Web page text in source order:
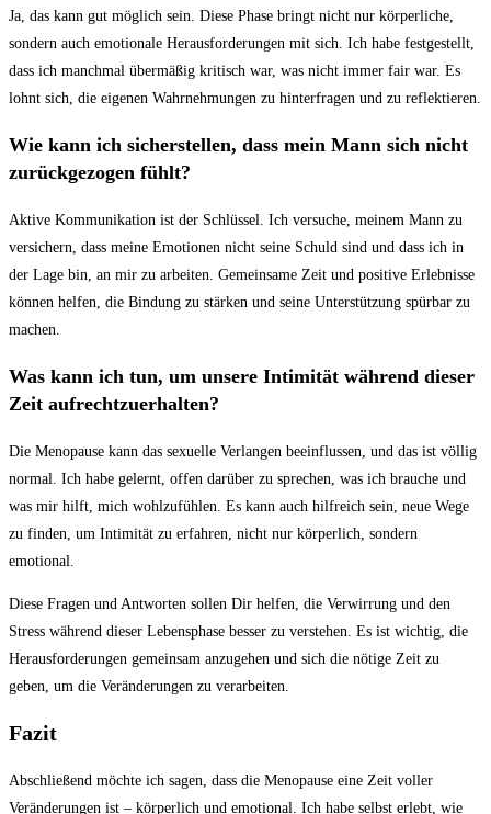
Ja, das kann ‌gut möglich sein. Diese Phase bringt nicht⁣ nur körperliche,
⁢sondern auch emotionale⁤ Herausforderungen mit sich. Ich habe‍ festgestellt,
dass ich manchmal‌ übermäßig kritisch war, ​was nicht immer fair war. Es
lohnt sich, die​ eigenen Wahrnehmungen zu hinterfragen und zu reflektieren.
Wie kann ich⁣ sicherstellen, dass‍ mein⁢ Mann ⁤sich nicht
zurückgezogen​ fühlt?
Aktive⁣ Kommunikation ist der ​Schlüssel. Ich versuche,‌ meinem⁢ Mann ⁤zu
versichern, dass meine Emotionen nicht‍ seine Schuld sind und dass ⁣ich in
der ⁢Lage bin, an mir zu arbeiten. ⁤Gemeinsame Zeit⁢ und positive⁢ Erlebnisse
⁤können helfen, die Bindung zu stärken und seine Unterstützung spürbar zu
machen.
Was kann ich tun, um unsere Intimität während dieser
Zeit aufrechtzuerhalten?
Die‍ Menopause kann das sexuelle ​Verlangen beeinflussen, und das ist völlig
normal. Ich habe gelernt, ​offen darüber​ zu sprechen, was ich brauche ⁣und
was mir hilft, mich wohlzufühlen. Es kann auch hilfreich ‌sein, neue Wege
‌zu finden, um Intimität zu erfahren, nicht nur ​körperlich, sondern
emotional.
Diese Fragen und Antworten sollen Dir‌ helfen, die Verwirrung und den
⁢Stress während ⁤dieser Lebensphase besser zu⁤ verstehen. Es ist wichtig, die
Herausforderungen gemeinsam anzugehen und ⁢sich die nötige Zeit zu
geben, um ‌die⁢ Veränderungen zu verarbeiten. ⁢
Fazit
Abschließend möchte ⁤ich sagen, dass die ​Menopause eine Zeit voller
Veränderungen ist – körperlich und emotional. Ich⁣ habe selbst erlebt, wie